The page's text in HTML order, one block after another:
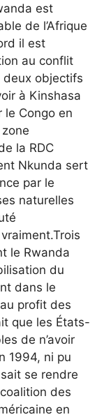
est
de l’Afrique
il est
au conflit
deux objectifs
à Kinshasa
le Congo en
la RDC
Nkunda sert
par le
naturelles
le Rwanda
du
dans le
profit des
que les États-
de n’avoir
1994, ni pu
se rendre
des
en